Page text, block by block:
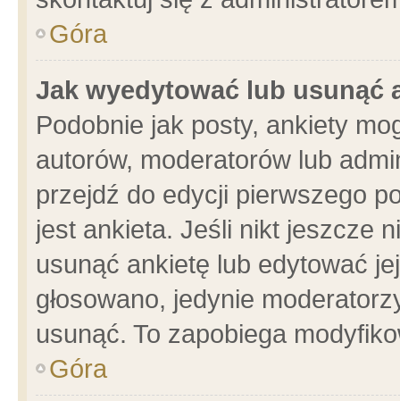
Góra
Jak wyedytować lub usunąć
Podobnie jak posty, ankiety
autorów, moderatorów lub
przejdź do edycji pierwszego
jest ankieta. Jeśli nikt jeszcze
usunąć ankietę lub edytować
głosowano, jedynie
usunąć. To zapobiega
Góra